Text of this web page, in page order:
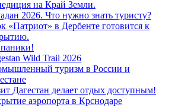
на Край Земли.
2026. Что нужно знать туристу?
«Патриот» в Дербенте готовится к
паники!
Wild Trail 2026
туризм в России и
Дагестан делает отдых доступным!
аэропорта в Крснодаре